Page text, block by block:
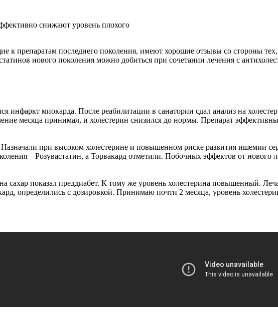
снижают уровень плохого
к препаратам последнего поколения, имеют хорошие отзывы со стороны
нового поколения можно добиться при сочетании лечения с
инфаркт миокарда. После реабилитации в санатории сдал анализ на
месяца принимал, и холестерин снизился до нормы. Препарат
при высоком холестерине и повышенном риске развития ишемии
– Розувастатин, а Торвакард отметили. Побочных эффектов от
сахар показал преддиабет. К тому же уровень холестерина повышенный.
определились с дозировкой. Принимаю почти 2 месяца, уровень